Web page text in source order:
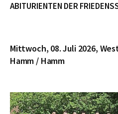
ABITURIENTEN DER
Mittwoch, 08. Juli 2026,
Hamm / Hamm